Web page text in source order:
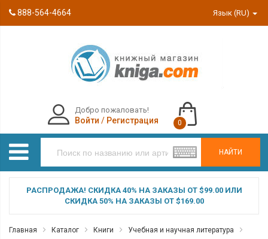
888-564-4664 Язык (RU)
НАЙТИ
Добро пожаловать!
Войти / Регистрация 0
РАСПРОДАЖА! СКИДКА 40% НА ЗАКАЗЫ ОТ $99.00 ИЛИ
СКИДКА 50% НА ЗАКАЗЫ ОТ $169.00
Главная Каталог Книги
Учебная и научная литература